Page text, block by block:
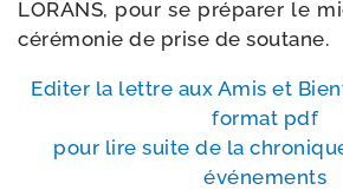
LORANS, pour se pré­pa­rer le
céré­mo­nie de prise de soutane.
Editer la lettre aux Amis et
for­mat pdf
pour lire suite de la
événements